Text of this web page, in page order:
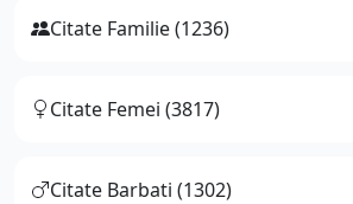
Citate Familie (1236)
Citate Femei (3817)
Citate Barbati (1302)